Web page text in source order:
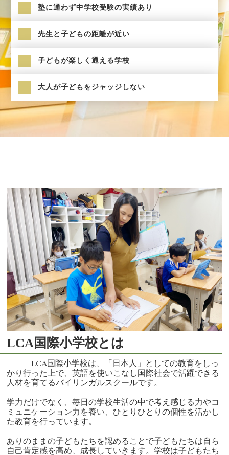
塾に通わず中学校受験の実績あり
先生と子どもの距離が近い
子どもが楽しく通える学校
大人が子どもをジャッジしない
LCA国際小学校とは
LCA国際小学校は、「日本人」としての教育をしっ
かり行った上で、英語を使いこなし国際社会で活躍できる
人材を育てるバイリンガルスクールです。
学力だけでなく、毎日の学校生活の中で考え感じる力やコ
ミュニケーション力を養い、ひとりひとりの個性を活かし
た教育を行っています。
ありのままの子どもたちを認めることで子どもたちは自ら
自己肯定感を高め、成長していきます。学校は子どもたち